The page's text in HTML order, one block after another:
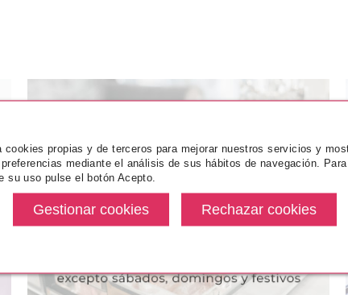
DE
LIMITS
ESSENCE COLOUR IT
DELINEADOR DE OJOS 03
ESSENCE
propias y de terceros para mejorar nuestros servicios y
mediante el análisis de sus hábitos de navegación.
su uso pulse el botón Acepto.